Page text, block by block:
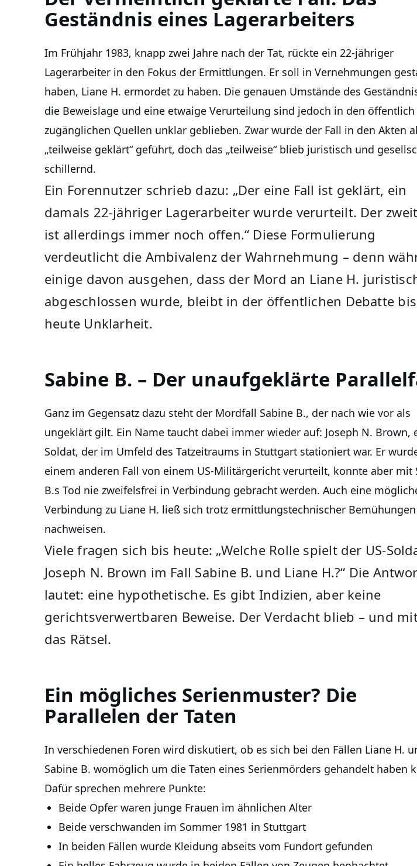
Geständnis eines Lagerarbeiters
Im Frühjahr 1983, knapp zwei Jahre nach der Tat, rückte ein 22-jähriger
Lagerarbeiter in den Fokus der Ermittlungen. Er soll in Vernehmungen
haben, Liane H. ermordet zu haben. Die genauen Umstände des
die Beweislage und eine etwaige Verurteilung sind jedoch in den öffentlich
zugänglichen Quellen unklar geblieben. Zwar wurde der Fall in den Akten
„teilweise geklärt“ geführt, doch das „teilweise“ blieb juristisch und
schillernd.
Ein Forennutzer schrieb dazu: „Der eine Fall ist geklärt, ein
damals 22-jähriger Lagerarbeiter wurde verurteilt. Der
ist allerdings immer noch offen.“ Diese Formulierung
verdeutlicht die Ambivalenz der Wahrnehmung – denn
einige davon ausgehen, dass der Mord an Liane H.
abgeschlossen wurde, bleibt in der öffentlichen Debatte bis
heute Unklarheit.
Sabine B. – Der unaufgeklärte
Ganz im Gegensatz dazu steht der Mordfall Sabine B., der nach wie vor als
ungeklärt gilt. Ein Name taucht dabei immer wieder auf: Joseph N. Brown,
Soldat, der im Umfeld des Tatzeitraums in Stuttgart stationiert war. Er
einem anderen Fall von einem US-Militärgericht verurteilt, konnte aber mit
B.s Tod nie zweifelsfrei in Verbindung gebracht werden. Auch eine
Verbindung zu Liane H. ließ sich trotz ermittlungstechnischer
nachweisen.
Viele fragen sich bis heute: „Welche Rolle spielt der US-
Joseph N. Brown im Fall Sabine B. und Liane H.?“ Die
lautet: eine hypothetische. Es gibt Indizien, aber keine
gerichtsverwertbaren Beweise. Der Verdacht blieb – und
das Rätsel.
Ein mögliches Serienmuster? Die
Parallelen der Taten
In verschiedenen Foren wird diskutiert, ob es sich bei den Fällen Liane H.
Sabine B. womöglich um die Taten eines Serienmörders gehandelt haben
Dafür sprechen mehrere Punkte:
Beide Opfer waren junge Frauen im ähnlichen Alter
Beide verschwanden im Sommer 1981 in Stuttgart
In beiden Fällen wurde Kleidung abseits vom Fundort gefunden